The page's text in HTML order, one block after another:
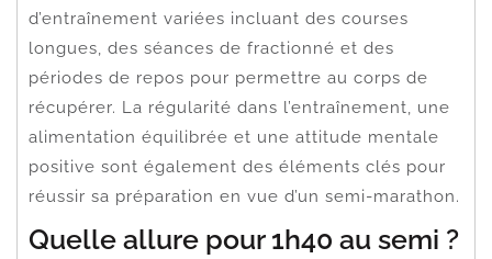
d’entraînement variées incluant des courses
longues, des séances de fractionné et des
périodes de repos pour permettre au corps de
récupérer. La régularité dans l’entraînement, une
alimentation équilibrée et une attitude mentale
positive sont également des éléments clés pour
réussir sa préparation en vue d’un semi-marathon.
Quelle allure pour 1h40 au semi ?